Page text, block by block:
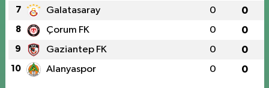
7 Galatasaray 0 0
8 Çorum FK 0 0
9 Gaziantep FK 0 0
10 Alanyaspor 0 0